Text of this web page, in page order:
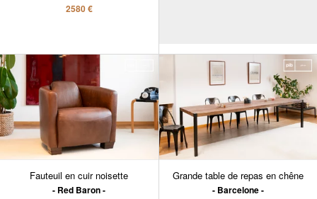
2580 €
Fauteuil en cuir noisette
Red Baron
Grande table de repas en chêne
Barcelone